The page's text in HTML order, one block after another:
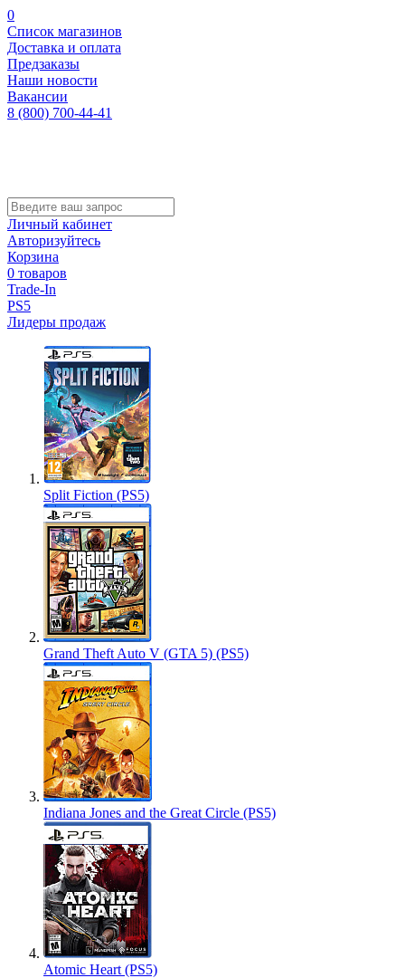
0
Список магазинов
Доставка и оплата
Предзаказы
Наши новости
Вакансии
8 (800) 700-44-41
Личный кабинет
Авторизуйтесь
Корзина
0 товаров
Trade-In
PS5
Лидеры продаж
Split Fiction (PS5)
Grand Theft Auto V (GTA 5) (PS5)
Indiana Jones and the Great Circle (PS5)
Atomic Heart (PS5)